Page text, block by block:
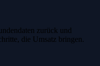
zurück und
die Umsatz bringen.